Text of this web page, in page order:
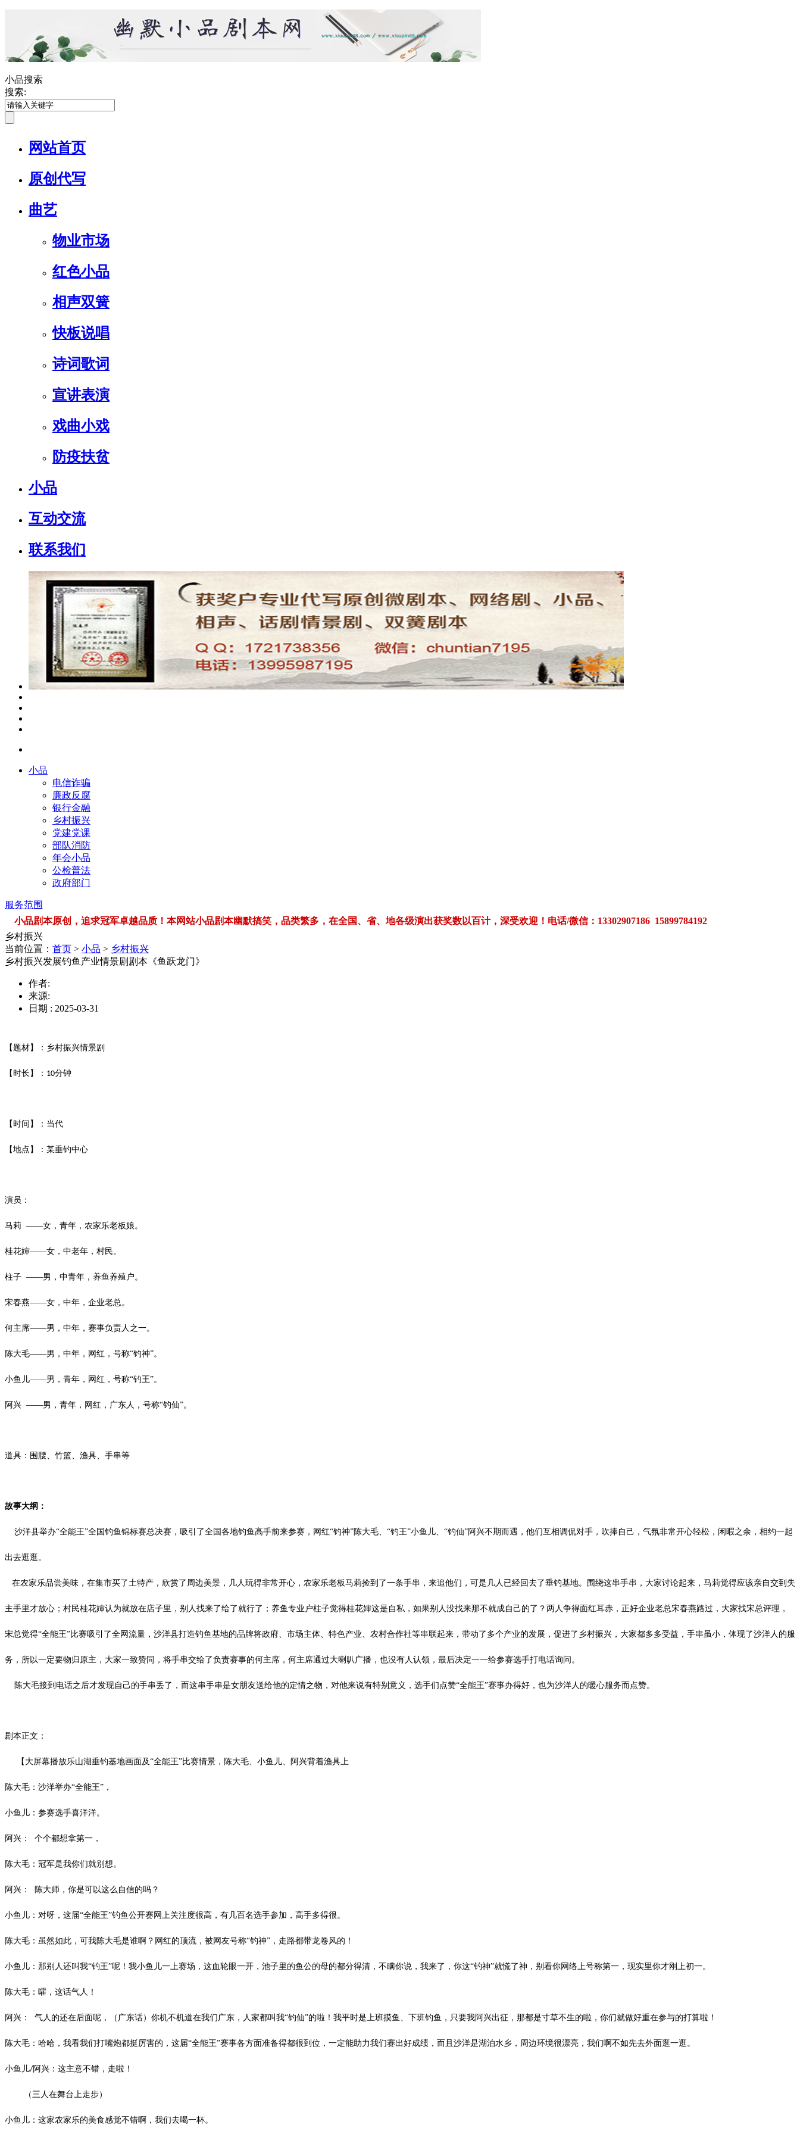
小品搜索
搜索:
网站首页
原创代写
曲艺
物业市场
红色小品
相声双簧
快板说唱
诗词歌词
宣讲表演
戏曲小戏
防疫扶贫
小品
互动交流
联系我们
小品
电信诈骗
廉政反腐
银行金融
乡村振兴
党建党课
部队消防
年会小品
公检普法
政府部门
服务范围
小品剧本原创，追求冠军卓越品质！本网站小品剧本幽默搞笑，品类繁多，在全国、省、地各级演出获奖数以百计，深受欢迎！电话/微信：13302907186 15899784192
乡村振兴
当前位置： 首页 > 小品 > 乡村振兴
乡村振兴发展钓鱼产业情景剧剧本《鱼跃龙门》
作者:
来源:
日期 : 2025-03-31
【题材】：乡村振兴情景剧
【时长】： 10分钟
【时间】：当代
【地点】：某垂钓中心
演员：
马莉 ——女，青年，农家乐老板娘。
桂花婶——女，中老年，村民。
柱子 ——男，中青年，养鱼养殖户。
宋春燕——女，中年，企业老总。
何主席——男，中年，赛事负责人之一。
陈大毛——男，中年，网红，号称“钓神”。
小鱼儿——男，青年，网红，号称“钓王”。
阿兴 ——男，青年，网红，广东人，号称“钓仙”。
道具：围腰、竹篮、渔具、手串等
故事大纲：
沙洋县举办“全能王”全国钓鱼锦标赛总决赛，吸引了全国各地钓鱼高手前来参赛，网红“钓神”陈大毛、“钓王”小鱼儿、“钓仙”阿兴不期而遇，他们互相调侃对手，吹捧自己，气氛非常开心轻松，闲暇之余，相约一起
出去逛逛。
在农家乐品尝美味，在集市买了土特产，欣赏了周边美景，几人玩得非常开心，农家乐老板马莉捡到了一条手串，来追他们，可是几人已经回去了垂钓基地。围绕这串手串，大家讨论起来，马莉觉得应该亲自交到失
主手里才放心；村民桂花婶认为就放在店子里，别人找来了给了就行了；养鱼专业户柱子觉得桂花婶这是自私，如果别人没找来那不就成自己的了？两人争得面红耳赤，正好企业老总宋春燕路过，大家找宋总评理，
宋总觉得“全能王”比赛吸引了全网流量，沙洋县打造钓鱼基地的品牌将政府、市场主体、特色产业、农村合作社等串联起来，带动了多个产业的发展，促进了乡村振兴，大家都多多受益，手串虽小，体现了沙洋人的服
务，所以一定要物归原主，大家一致赞同，将手串交给了负责赛事的何主席，何主席通过大喇叭广播，也没有人认领，最后决定一一给参赛选手打电话询问。
陈大毛接到电话之后才发现自己的手串丢了，而这串手串是女朋友送给他的定情之物，对他来说有特别意义，选手们点赞“全能王”赛事办得好，也为沙洋人的暖心服务而点赞。
剧本正文：
【大屏幕播放乐山湖垂钓基地画面及“全能王”比赛情景，陈大毛、小鱼儿、阿兴背着渔具上
陈大毛：沙洋举办“全能王”，
小鱼儿：参赛选手喜洋洋。
阿兴： 个个都想拿第一，
陈大毛：冠军是我你们就别想。
阿兴： 陈大师，你是可以这么自信的吗？
小鱼儿：对呀，这届“全能王”钓鱼公开赛网上关注度很高，有几百名选手参加，高手多得很。
陈大毛：虽然如此，可我陈大毛是谁啊？网红的顶流，被网友号称“钓神”，走路都带龙卷风的！
小鱼儿：那别人还叫我“钓王”呢！我小鱼儿一上赛场，这血轮眼一开，池子里的鱼公的母的都分得清，不瞒你说，我来了，你这“钓神”就慌了神，别看你网络上号称第一，现实里你才刚上初一。
陈大毛：嚯，这话气人！
阿兴： 气人的还在后面呢，（广东话）你机不机道在我们广东，人家都叫我“钓仙”的啦！我平时是上班摸鱼、下班钓鱼，只要我阿兴出征，那都是寸草不生的啦，你们就做好重在参与的打算啦！
陈大毛：哈哈，我看我们打嘴炮都挺厉害的，这届“全能王”赛事各方面准备得都很到位，一定能助力我们赛出好成绩，而且沙洋是湖泊水乡，周边环境很漂亮，我们啊不如先去外面逛一逛。
小鱼儿/阿兴：这主意不错，走啦！
（三人在舞台上走步）
小鱼儿：这家农家乐的美食感觉不错啊，我们去喝一杯。